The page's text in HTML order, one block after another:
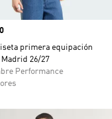
primera equipación
Madrid 26/27
Performance